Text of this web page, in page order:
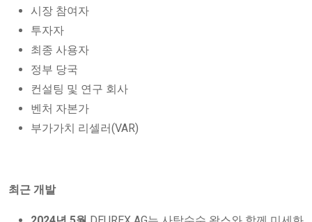
시장 참여자
투자자
최종 사용자
정부 당국
컨설팅 및 연구 회사
벤처 자본가
부가가치 리셀러(VAR)
최근 개발